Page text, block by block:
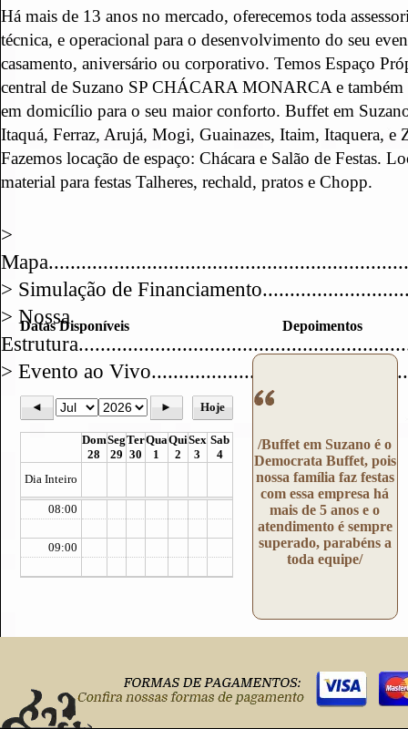
Há mais de 13 anos no mercado, oferecemos toda
técnica, e operacional para o desenvolvimento do seu
casamento, aniversário ou corporativo. Temos Espaço
central de Suzano SP CHÁCARA MONARCA e também
em domicílio para o seu maior conforto. Buffet em
Itaquá, Ferraz, Arujá, Mogi, Guainazes, Itaim, Itaquera, e
Fazemos locação de espaço: Chácara e Salão de Festas.
material para festas Talheres, rechald, pratos e Chopp.
>
Mapa
> Simulação de
> Nossa
Estrutura
> Evento ao Vivo
Datas Disponíveis Depoimentos
◄ ► Hoje
Dom
28
Seg
29
Ter
30
Qua
1
Qui
2
Sex
3
Sab
4
Dia Inteiro
02:00
03:00
05:00
06:00
08:00
09:00
13:00
/Buffet em Suzano é o
Democrata Buffet, pois
nossa família faz festas
com essa empresa há
mais de 5 anos e o
atendimento é sempre
superado, parabéns a
toda equipe/